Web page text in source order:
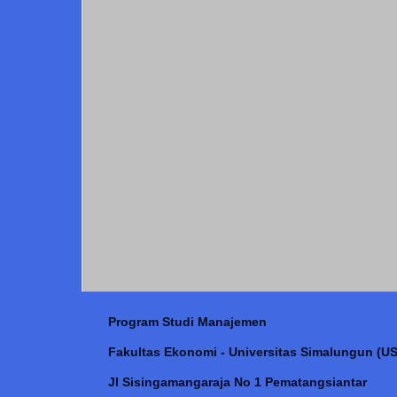
Program Studi Manajemen
Fakultas Ekonomi - Universitas Simalungun
Jl Sisingamangaraja No 1 Pematangsiantar